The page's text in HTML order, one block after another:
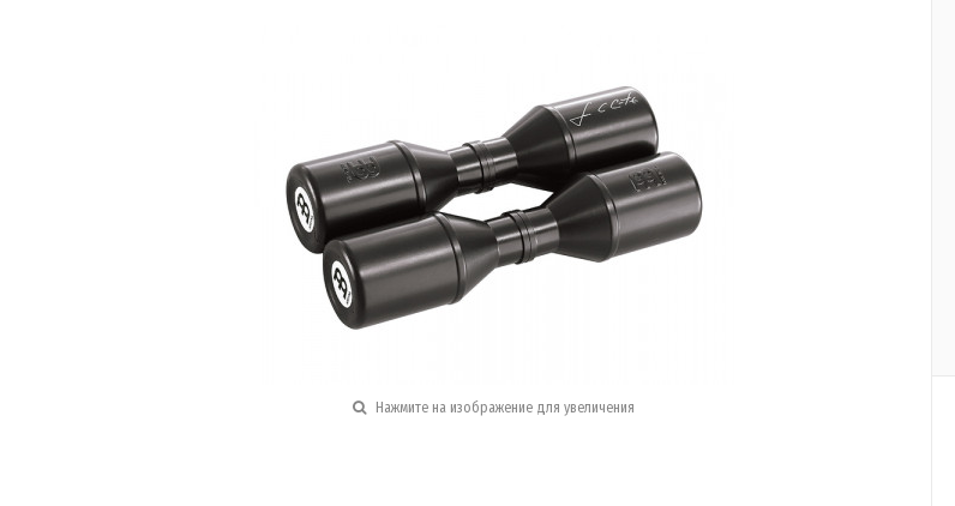
Нажмите на изображение для увеличения